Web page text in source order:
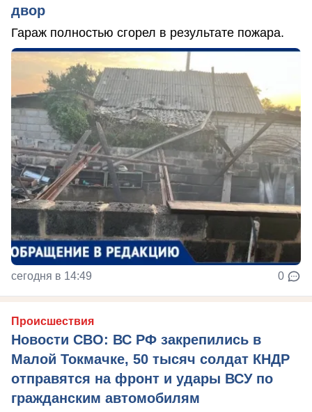
двор
Гараж полностью сгорел в результате пожара.
сегодня в 14:49 0
Происшествия
Новости СВО: ВС РФ закрепились в
Малой Токмачке, 50 тысяч солдат КНДР
отправятся на фронт и удары ВСУ по
гражданским автомобилям